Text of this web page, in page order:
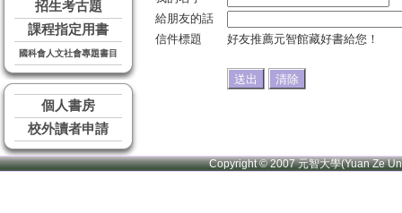
招生考古題
課程指定用書
國科會人文社會專題書目
個人書房
校外讀者申請
給朋友的話
信件標題
好友推薦元智館藏好書給您！
Copyright © 2007 元智大學(Yuan Ze